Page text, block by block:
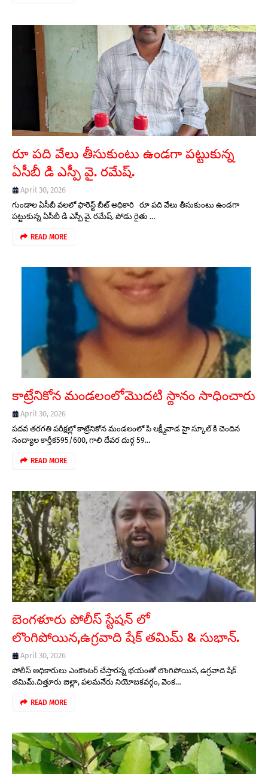
రూ పది వేలు తీసుకుంటు ఉండగా పట్టుకున్న
ఏసీబీ డి ఎస్పీ వై. రమేష్.
April 30, 2026
గుండాల ఏసీబీ వలలో ఫారెస్ట్ బీట్ అధికారి రూ పది వేలు తీసుకుంటు ఉండగా
పట్టుకున్న ఏసీబీ డి ఎస్పీ వై. రమేష్. పోడు రైతు …
READ MORE
కాట్రేనికోన మండలంలోమొదటి స్థానం సాధించారు
April 30, 2026
పదవ తరగతి పరీక్షల్లో కాట్రేనికోన మండలంలో పి లక్ష్మీవాడ హై స్కూల్ కి చెందిన
నంద్యాల కార్తీక595/600, గాలి దేవర దుర్గ 59…
READ MORE
బెంగళూరు పోలీస్ స్టేషన్ లో
లొంగిపోయిన,ఉగ్రవాది షేక్ తమిమ్ & సుభాన్.
April 30, 2026
పోలీస్ అధికారులు ఎంకౌంటర్ చేస్తారన్న భయంతో లొంగిపోయిన, ఉగ్రవాది షేక్
తమిమ్.చిత్తూరు జిల్లా, పలమనేరు నియోజకవర్గం, వెంక…
READ MORE